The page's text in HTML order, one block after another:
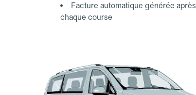
Facture automatique générée après
chaque course